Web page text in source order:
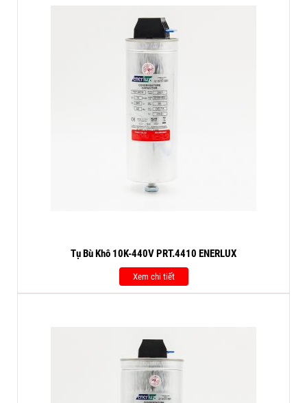
Tụ Bù Khô 10K-440V PRT.4410 ENERLUX
Xem chi tiết